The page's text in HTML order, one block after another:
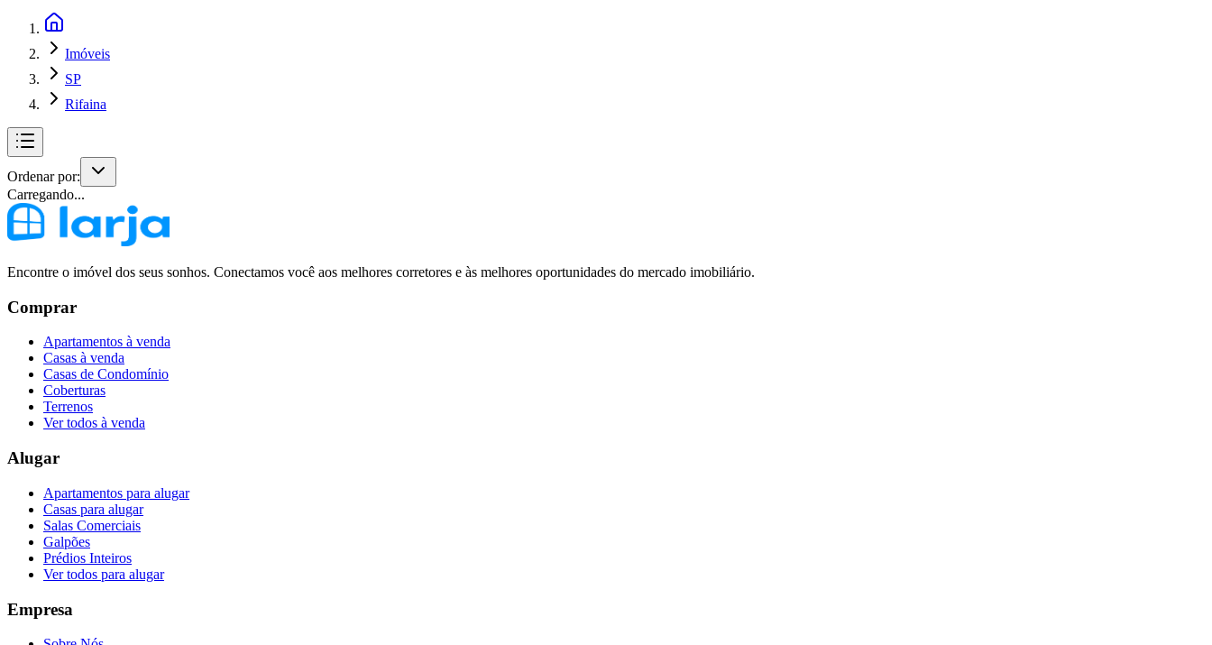
Imóveis
SP
Rifaina
Ordenar por:
Carregando...
Encontre o imóvel dos seus sonhos. Conectamos você aos melhores corretores e às melhores oportunidades do mercado imobiliário.
Comprar
Apartamentos à venda
Casas à venda
Casas de Condomínio
Coberturas
Terrenos
Ver todos à venda
Alugar
Apartamentos para alugar
Casas para alugar
Salas Comerciais
Galpões
Prédios Inteiros
Ver todos para alugar
Empresa